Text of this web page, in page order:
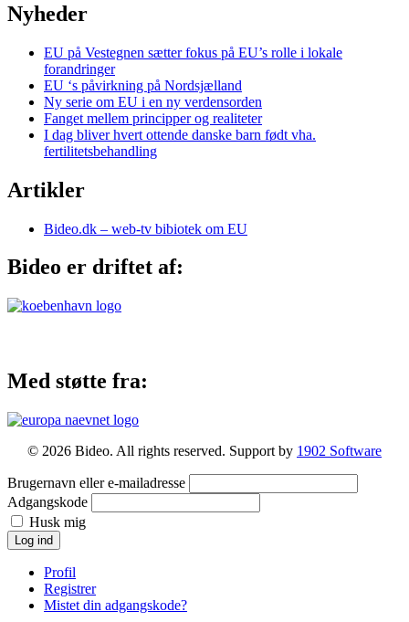
Nyheder
EU på Vestegnen sætter fokus på EU’s rolle i lokale
forandringer
EU ‘s påvirkning på Nordsjælland
Ny serie om EU i en ny verdensorden
Fanget mellem principper og realiteter
I dag bliver hvert ottende danske barn født vha.
fertilitetsbehandling
Artikler
Bideo.dk – web-tv bibiotek om EU
Bideo er driftet af:
Med støtte fra:
© 2026 Bideo. All rights reserved. Support by 1902 Software
Brugernavn eller e-mailadresse
Adgangskode
Husk mig
Log ind
Profil
Registrer
Mistet din adgangskode?